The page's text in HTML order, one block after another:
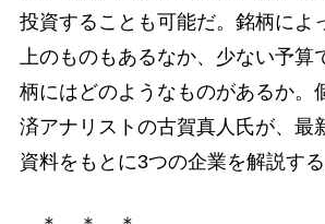
投資することも可能だ。銘柄によ
上のものもあるなか、少ない予算
柄にはどのようなものがあるか。
済アナリストの古賀真人氏が、最
資料をもとに3つの企業を解説する